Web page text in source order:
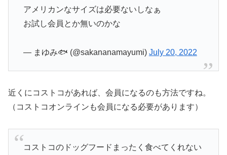
アメリカンなサイズは必要ないしなぁ
お試し会員とか無いのかな
— まゆみ🐟 (@sakananamayumi) July 20, 2022
近くにコストコがあれば、会員になるのも方法ですね。
（コストコオンラインも会員になる必要があります）
コストコのドッグフードまったく食べてくれない